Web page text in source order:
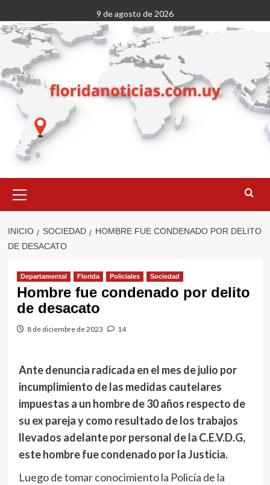
al
contenido
9 de agosto de 2026
primario
INICIO SOCIEDAD
HOMBRE FUE CONDENADO POR DELITO
DE DESACATO
Departamental Florida Policiales Sociedad
Hombre fue condenado por delito
de desacato
8 de diciembre de 2023 14
Ante denuncia radicada en el mes de julio por
incumplimiento de las medidas cautelares
impuestas a un hombre de 30 años respecto de
su ex pareja y como resultado de los trabajos
llevados adelante por personal de la C.E.V.D.G,
este hombre fue condenado por la Justicia.
Luego de tomar conocimiento la Policía de la